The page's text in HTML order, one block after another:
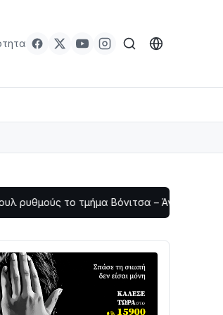
τμήμα Βόνιτσα – Άγιος Νικόλαος |